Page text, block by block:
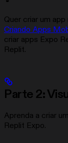
Quer criar um
Criando Apps
criar apps Expo
Replit.
Parte 2:
Aprenda a criar
Replit Expo.